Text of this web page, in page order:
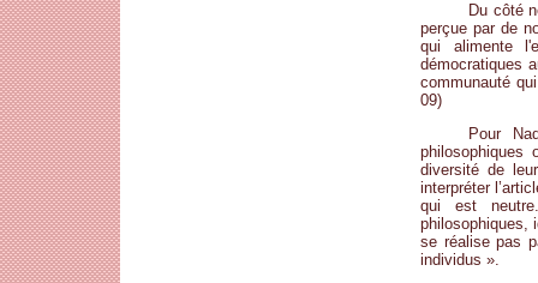
Du côté
perçue par de
qui alimente
démocratiques
communauté
09)
Pour
philosophiques
diversité de
interpréter
qui est
philosophiques,
se réalise pas
individus ».